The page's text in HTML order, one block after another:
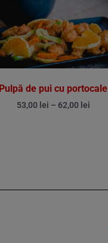
Pulpă de pui cu portocale
53,00 lei – 62,00 lei